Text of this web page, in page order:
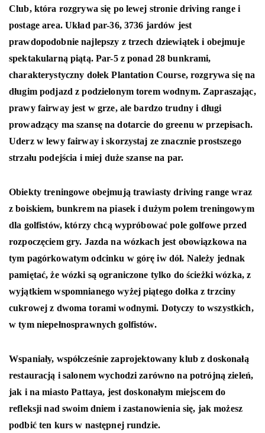
Club, która rozgrywa się po lewej stronie driving range i
postage area. Układ par-36, 3736 jardów jest
prawdopodobnie najlepszy z trzech dziewiątek i obejmuje
spektakularną piątą. Par-5 z ponad 28 bunkrami,
charakterystyczny dołek Plantation Course, rozgrywa się na
długim podjazd z podzielonym torem wodnym. Zapraszając,
prawy fairway jest w grze, ale bardzo trudny i długi
prowadzący ma szansę na dotarcie do greenu w przepisach.
Uderz w lewy fairway i skorzystaj ze znacznie prostszego
strzału podejścia i miej duże szanse na par.
Obiekty treningowe obejmują trawiasty driving range wraz
z boiskiem, bunkrem na piasek i dużym polem treningowym
dla golfistów, którzy chcą wypróbować pole golfowe przed
rozpoczęciem gry. Jazda na wózkach jest obowiązkowa na
tym pagórkowatym odcinku w górę iw dół. Należy jednak
pamiętać, że wózki są ograniczone tylko do ścieżki wózka, z
wyjątkiem wspomnianego wyżej piątego dołka z trzciny
cukrowej z dwoma torami wodnymi. Dotyczy to wszystkich,
w tym niepełnosprawnych golfistów.
Wspaniały, współcześnie zaprojektowany klub z doskonałą
restauracją i salonem wychodzi zarówno na potrójną zieleń,
jak i na miasto Pattaya, jest doskonałym miejscem do
refleksji nad swoim dniem i zastanowienia się, jak możesz
podbić ten kurs w następnej rundzie.